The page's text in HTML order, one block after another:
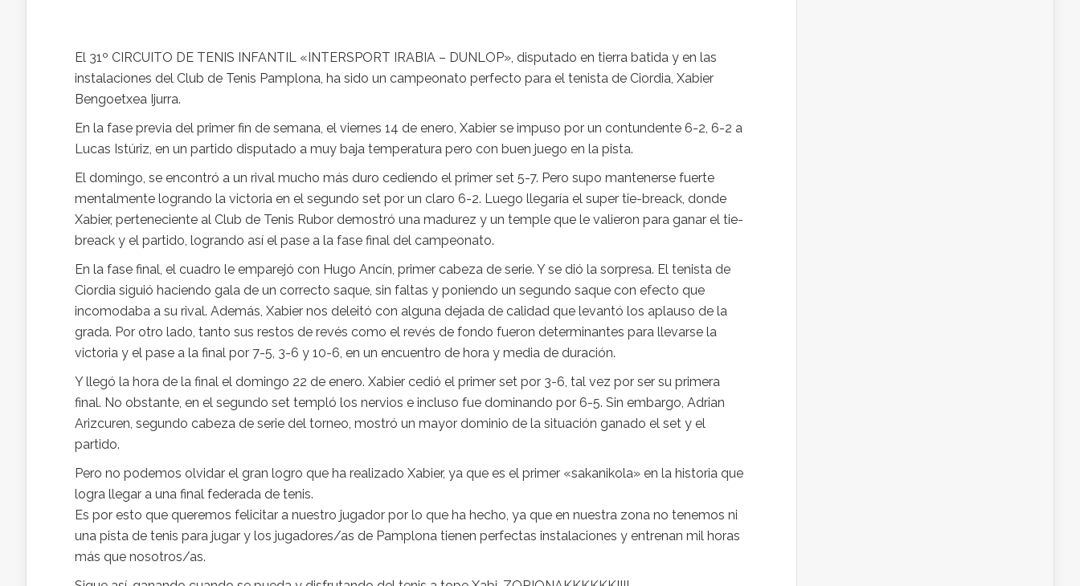
El 31º CIRCUITO DE TENIS INFANTIL «INTERSPORT IRABIA – DUNLOP», disputado en tierra batida y en las
instalaciones del Club de Tenis Pamplona, ha sido un campeonato perfecto para el tenista de Ciordia, Xabier
Bengoetxea Ijurra.
En la fase previa del primer fin de semana, el viernes 14 de enero, Xabier se impuso por un contundente 6-2, 6-2 a
Lucas Istúriz, en un partido disputado a muy baja temperatura pero con buen juego en la pista.
El domingo, se encontró a un rival mucho más duro cediendo el primer set 5-7. Pero supo mantenerse fuerte
mentalmente logrando la victoria en el segundo set por un claro 6-2. Luego llegaría el super tie-breack, donde
Xabier, perteneciente al Club de Tenis Rubor demostró una madurez y un temple que le valieron para ganar el tie-
breack y el partido, logrando así el pase a la fase final del campeonato.
En la fase final, el cuadro le emparejó con Hugo Ancín, primer cabeza de serie. Y se dió la sorpresa. El tenista de
Ciordia siguió haciendo gala de un correcto saque, sin faltas y poniendo un segundo saque con efecto que
incomodaba a su rival. Además, Xabier nos deleitó con alguna dejada de calidad que levantó los aplauso de la
grada. Por otro lado, tanto sus restos de revés como el revés de fondo fueron determinantes para llevarse la
victoria y el pase a la final por 7-5, 3-6 y 10-6, en un encuentro de hora y media de duración.
Y llegó la hora de la final el domingo 22 de enero. Xabier cedió el primer set por 3-6, tal vez por ser su primera
final. No obstante, en el segundo set templó los nervios e incluso fue dominando por 6-5. Sin embargo, Adrian
Arizcuren, segundo cabeza de serie del torneo, mostró un mayor dominio de la situación ganado el set y el
partido.
Pero no podemos olvidar el gran logro que ha realizado Xabier, ya que es el primer «sakanikola» en la historia que
logra llegar a una final federada de tenis.
Es por esto que queremos felicitar a nuestro jugador por lo que ha hecho, ya que en nuestra zona no tenemos ni
una pista de tenis para jugar y los jugadores/as de Pamplona tienen perfectas instalaciones y entrenan mil horas
más que nosotros/as.